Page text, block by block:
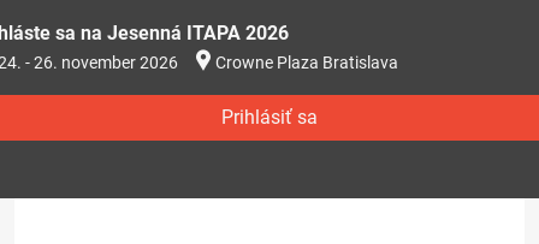
sa na Jesenná ITAPA 2026
- 26. november 2026 Crowne Plaza Bratislava
Prihlásiť sa